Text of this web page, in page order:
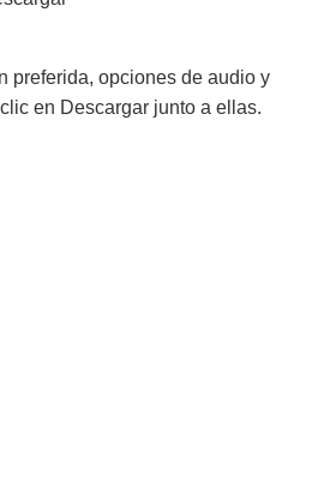
preferida, opciones de audio y
en Descargar junto a ellas.